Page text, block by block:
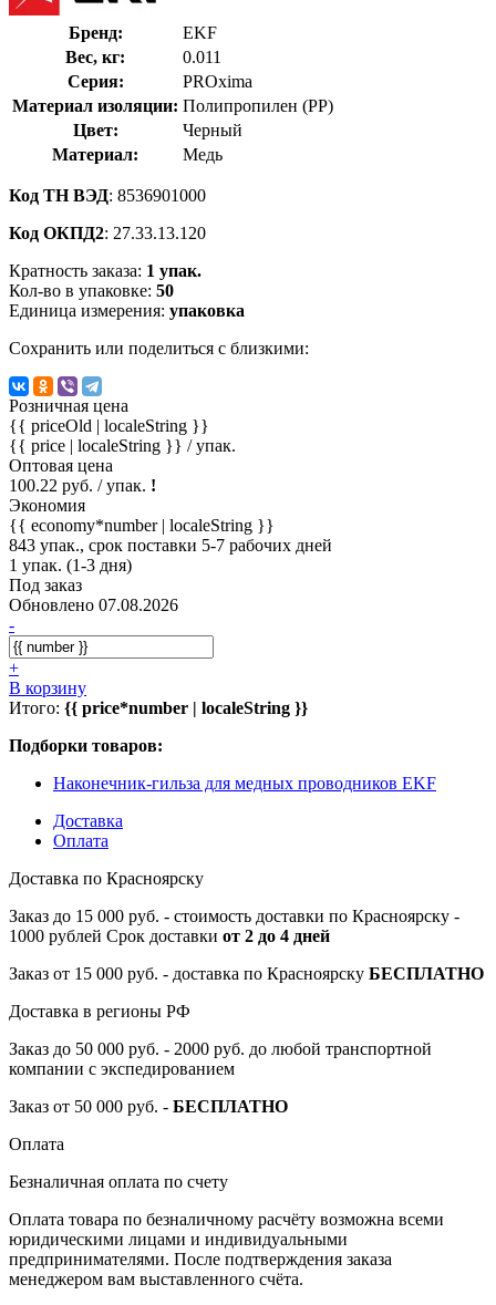
Бренд:
EKF
Вес, кг:
0.011
Серия:
PROxima
Материал изоляции: Полипропилен (PP)
Цвет:
Черный
Материал:
Медь
Код ТН ВЭД: 8536901000
Код ОКПД2: 27.33.13.120
Кратность заказа: 1 упак.
Кол-во в упаковке: 50
Единица измерения: упаковка
Сохранить или поделиться с близкими:
Розничная цена
{{ priceOld | localeString }}
{{ price | localeString }} / упак.
Оптовая цена
100.22 руб. / упак. !
Экономия
{{ economy*number | localeString }}
843 упак., срок поставки 5-7 рабочих дней
1 упак. (1-3 дня)
Под заказ
Обновлено 07.08.2026
-
+
В корзину
Итого: {{ price*number | localeString }}
Подборки товаров:
Наконечник-гильза для медных проводников EKF
Доставка
Оплата
Доставка по Красноярску
Заказ до 15 000 руб. - стоимость доставки по Красноярску -
1000 рублей Срок доставки от 2 до 4 дней
Заказ от 15 000 руб. - доставка по Красноярску БЕСПЛАТНО
Доставка в регионы РФ
Заказ до 50 000 руб. - 2000 руб. до любой транспортной
компании с экспедированием
Заказ от 50 000 руб. - БЕСПЛАТНО
Оплата
Безналичная оплата по счету
Оплата товара по безналичному расчёту возможна всеми
юридическими лицами и индивидуальными
предпринимателями. После подтверждения заказа
менеджером вам выставленного счёта.